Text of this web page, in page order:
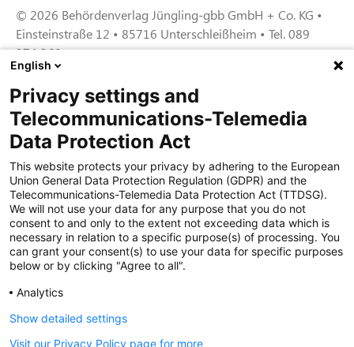
© 2026 Behördenverlag Jüngling-gbb GmbH + Co. KG •
Einsteinstraße 12 • 85716 Unterschleißheim • Tel. 089
374 360
Zertifiziert für das Sicherheitsmanagem
entsystem unter TU4® durch TÜViT Essen
Zertifiziert für das QM-System nach DIN EN
ISO 9001: 2015, Reg.-Nr. 44 100 091350
durch TÜV NORD CERT
Zertifiziert für Sicherheits- und
English
Privacy settings and
Telecommunications-Telemedia
Data Protection Act
This website protects your privacy by adhering to the European
Union General Data Protection Regulation (GDPR) and the
Telecommunications-Telemedia Data Protection Act (TTDSG).
We will not use your data for any purpose that you do not
consent to and only to the extent not exceeding data which is
necessary in relation to a specific purpose(s) of processing. You
can grant your consent(s) to use your data for specific purposes
below or by clicking "Agree to all".
Analytics
Show detailed settings
Visit our Privacy Policy page for more